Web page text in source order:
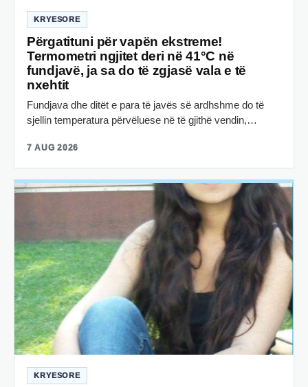
KRYESORE
Përgatituni për vapën ekstreme!
Termometri ngjitet deri në 41°C në
fundjavë, ja sa do të zgjasë vala e të
nxehtit
Fundjava dhe ditët e para të javës së ardhshme do të
sjellin temperatura përvëluese në të gjithë vendin,…
7 AUG 2026
KRYESORE